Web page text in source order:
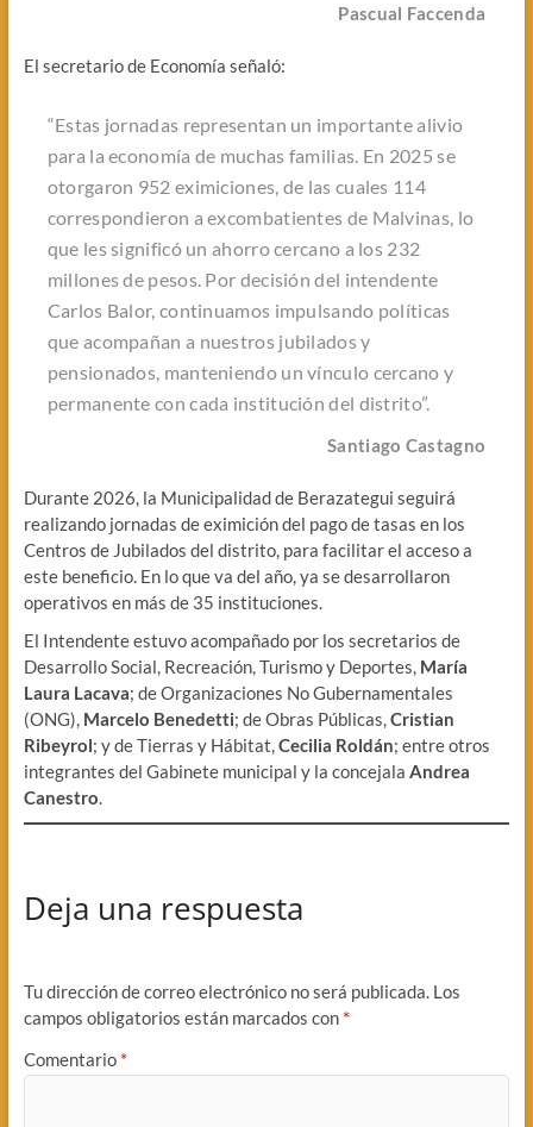
Pascual Faccenda
El secretario de Economía señaló:
“Estas jornadas representan un importante alivio
para la economía de muchas familias. En 2025 se
otorgaron 952 eximiciones, de las cuales 114
correspondieron a excombatientes de Malvinas, lo
que les significó un ahorro cercano a los 232
millones de pesos. Por decisión del intendente
Carlos Balor, continuamos impulsando políticas
que acompañan a nuestros jubilados y
pensionados, manteniendo un vínculo cercano y
permanente con cada institución del distrito”.
Santiago Castagno
Durante 2026, la Municipalidad de Berazategui seguirá
realizando jornadas de eximición del pago de tasas en los
Centros de Jubilados del distrito, para facilitar el acceso a
este beneficio. En lo que va del año, ya se desarrollaron
operativos en más de 35 instituciones.
El Intendente estuvo acompañado por los secretarios de
Desarrollo Social, Recreación, Turismo y Deportes, María
Laura Lacava; de Organizaciones No Gubernamentales
(ONG), Marcelo Benedetti; de Obras Públicas, Cristian
Ribeyrol; y de Tierras y Hábitat, Cecilia Roldán; entre otros
integrantes del Gabinete municipal y la concejala Andrea
Canestro
Deja una respuesta
Tu dirección de correo electrónico no será publicada. Los
campos obligatorios están marcados con *
Comentario *